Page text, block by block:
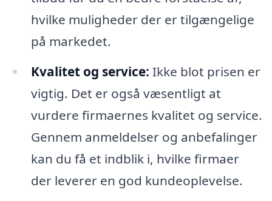
hvilke muligheder der er tilgængelige
på markedet.
Kvalitet og service: Ikke blot prisen er
vigtig. Det er også væsentligt at
vurdere firmaernes kvalitet og service.
Gennem anmeldelser og anbefalinger
kan du få et indblik i, hvilke firmaer
der leverer en god kundeoplevelse.